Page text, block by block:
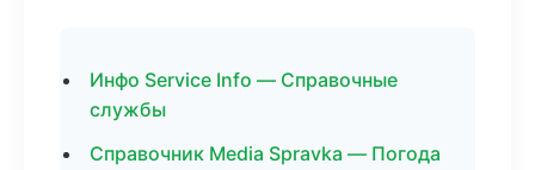
Инфо Service Info — Справочные
службы
Справочник Media Spravka — Погода